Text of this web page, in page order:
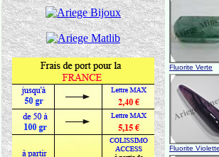
Fluorite Verte
Fluorite Violette